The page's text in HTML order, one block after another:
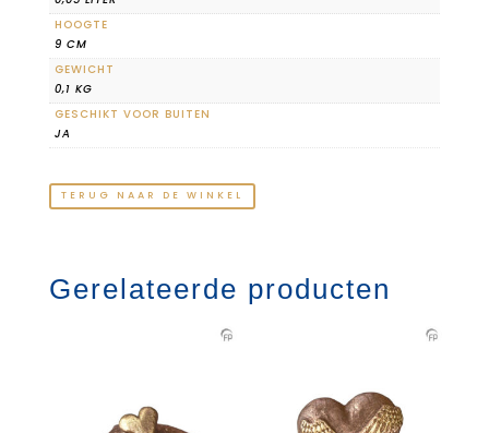
HOOGTE
9 CM
GEWICHT
0,1 KG
GESCHIKT VOOR BUITEN
JA
TERUG NAAR DE WINKEL
Gerelateerde producten